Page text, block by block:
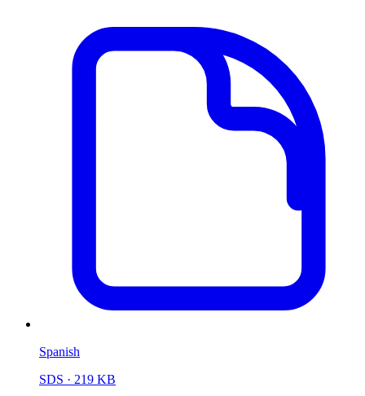
Spanish
SDS · 219 KB